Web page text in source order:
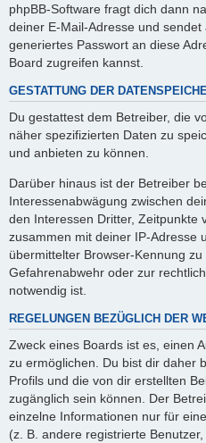
phpBB-Software fragt dich dann
deiner E-Mail-Adresse und
generiertes Passwort an diese
Board zugreifen kannst.
GESTATTUNG DER
Du gestattest dem Betreiber, die
näher spezifizierten Daten zu
und anbieten zu können.
Darüber hinaus ist der Betreiber
Interessenabwägung zwischen
den Interessen Dritter, Zeitpunkte
zusammen mit deiner IP-Adresse
übermittelter Browser-Kennung
Gefahrenabwehr oder zur
notwendig ist.
REGELUNGEN BEZÜGLICH DER
Zweck eines Boards ist es, einen
zu ermöglichen. Du bist dir daher
Profils und die von dir erstellten
zugänglich sein können. Der
einzelne Informationen nur für
(z. B. andere registrierte